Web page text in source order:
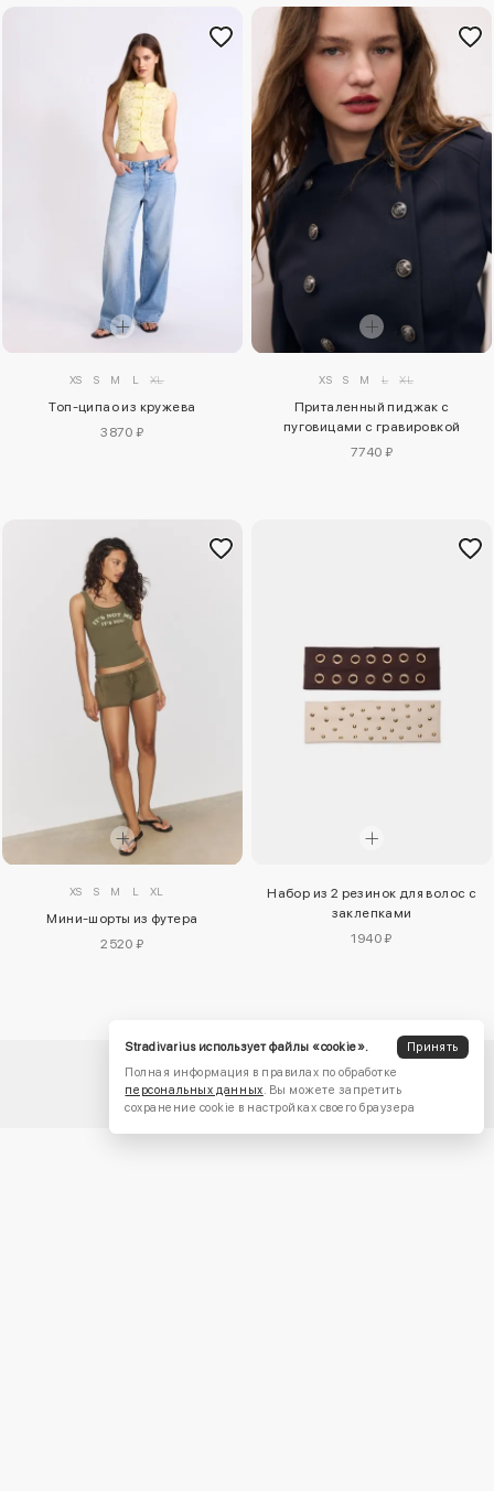
XS S M L XL
Топ-ципао из кружева
3870 ₽
XS S M L XL
Приталенный пиджак с
пуговицами с гравировкой
7740 ₽
XS S M L XL
Мини-шорты из футера
2520 ₽
Набор из 2 резинок для волос с
заклепками
1940 ₽
Stradivarius использует файлы «cookie».
Принять
Полная информация в правилах по обработке
персональных данных. Вы можете запретить
сохранение cookie в настройках своего браузера